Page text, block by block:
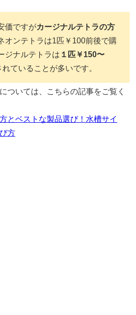
価ですがカージナルテトラの方
オンテトラは1 匹￥ 100前後で購
ジナルテトラは １匹￥150〜
れていることが多いです。
ついては、こちらの記事をご覧く
とベストな製品選び！水槽サイ
方